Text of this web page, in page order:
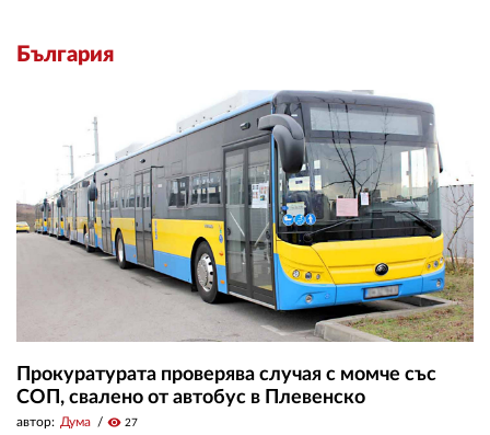
България
Прокуратурата проверява случая с момче със
СОП, свалено от автобус в Плевенско
автор: Дума visibility 27